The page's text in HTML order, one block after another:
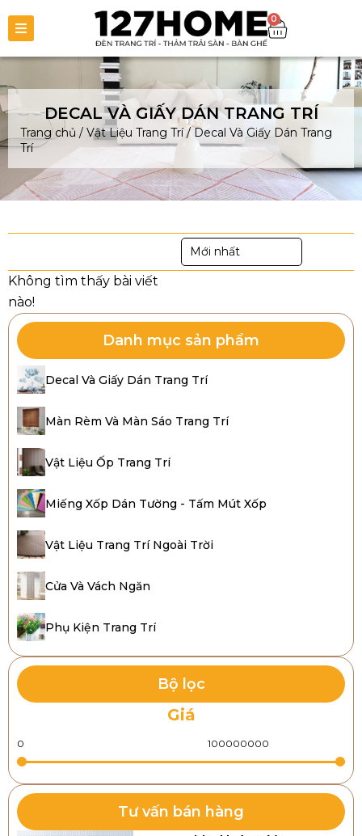
0
DECAL VÀ GIẤY DÁN TRANG TRÍ
Trang chủ / Vật Liệu Trang Trí/Decal Và Giấy Dán Trang
Trí
Danh mục sản phẩm
Decal Và Giấy Dán Trang Trí
Màn Rèm Và Màn Sáo Trang Trí
Vật Liệu Ốp Trang Trí
Miếng Xốp Dán Tường - Tấm Mút Xốp
Vật Liệu Trang Trí Ngoài Trời
Cửa Và Vách Ngăn
Phụ Kiện Trang Trí
Bộ lọc
Giá
Tư vấn bán hàng
Mới nhất